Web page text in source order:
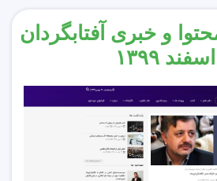
و خبری آفتابگردان
۱۳۹۹